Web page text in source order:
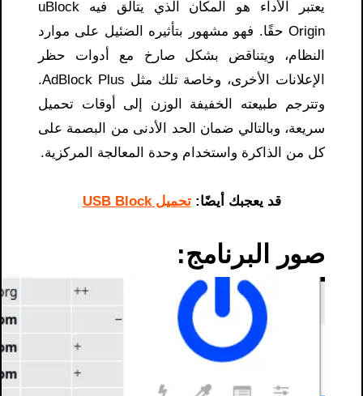
يعتبر الأداء هو المكان الذي يتألق فيه uBlock
Origin حقًا. فهو مشهور بتأثيره الضئيل على موارد
النظام، ويتناقض بشكل صارخ مع أدوات حظر
الإعلانات الأخرى، وخاصة تلك مثل AdBlock Plus.
وتترجم طبيعته الخفيفة الوزن إلى أوقات تحميل
سريعة، وبالتالي ضمان الحد الأدنى من البصمة على
كل من الذاكرة واستخدام وحدة المعالجة المركزية.
قد يعجبك أيضًا:تحميل USB Block
صور البرنامج: